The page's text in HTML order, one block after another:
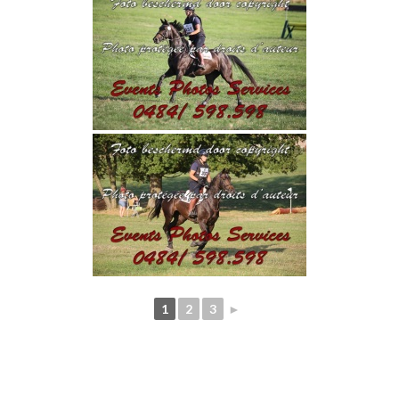
1 2 3 ►